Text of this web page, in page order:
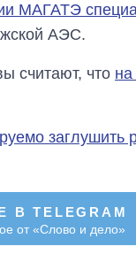
МАГАТЭ
АЭС.
считают, что
В TELEGRAM
от «Слово и дело»